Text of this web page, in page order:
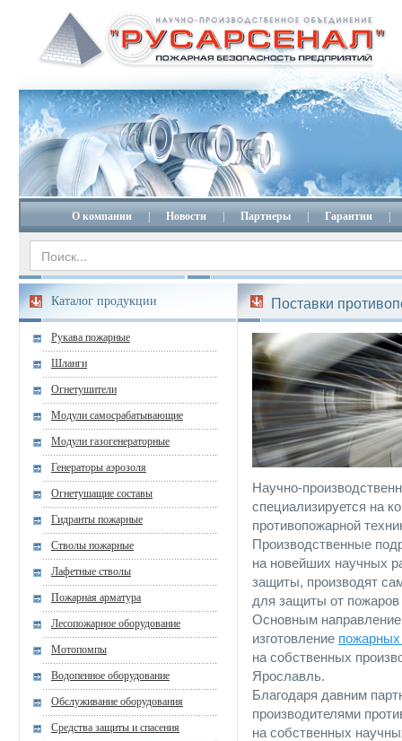
О компании Новости Партнеры Гарантии
Каталог продукции
Рукава пожарные
Шланги
Огнетушители
Модули самосрабатывающие
Модули газогенераторные
Генераторы аэрозоля
Огнетушащие составы
Гидранты пожарные
Стволы пожарные
Лафетные стволы
Пожарная арматура
Лесопожарное оборудование
Мотопомпы
Водопенное оборудование
Обслуживание оборудования
Средства защиты и спасения
Поставки
Научно-
специализируется на
противопожарной
Производственные
на новейших научных
защиты, производят
для защиты от пожаров
Основным
изготовление
на собственных
Ярославль.
Благодаря давним
производителями
на собственных